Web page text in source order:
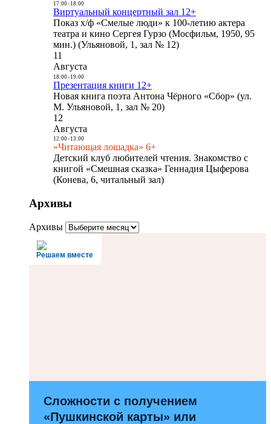
17:00- 18:00
Виртуальный концертный зал 12+
Показ х/ф «Смелые люди» к 100-летию актера
театра и кино Сергея Гурзо (Мосфильм, 1950, 95
мин.) (Ульяновой, 1, зал № 12)
11
Августа
18:00- 19:00
Презентация книги 12+
Новая книга поэта Антона Чёрного «Сбор» (ул.
М. Ульяновой, 1, зал № 20)
12
Августа
12:00- 13:00
«Читающая лошадка» 6+
Детский клуб любителей чтения. Знакомство с
книгой «Смешная сказка» Геннадия Цыферова
(Конева, 6, читальный зал)
Архивы
Архивы
Решаем вместе
Сложности с получением
«Пушкинской карты» или